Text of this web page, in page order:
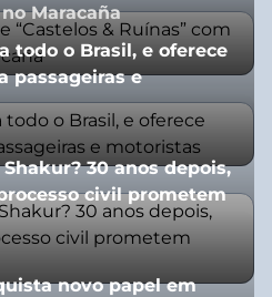
Maracaña
todo o Brasil, e oferece
passageiras e
30 anos depois,
civil prometem
novo papel em